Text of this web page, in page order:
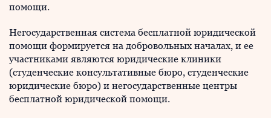
помощи.
Негосударственная система бесплатной юридической
помощи формируется на добровольных началах, и ее
участниками являются юридические клиники
(студенческие консультативные бюро, студенческие
юридические бюро) и негосударственные центры
бесплатной юридической помощи.